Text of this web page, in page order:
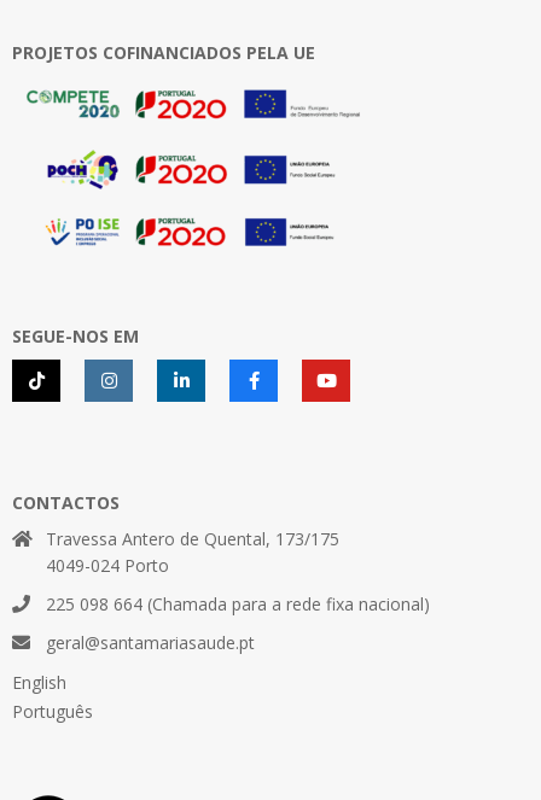
PROJETOS COFINANCIADOS PELA UE
SEGUE-NOS EM
CONTACTOS
Travessa Antero de Quental, 173/175
4049-024 Porto
225 098 664 (Chamada para a rede fixa nacional)
geral@santamariasaude.pt
English
Português